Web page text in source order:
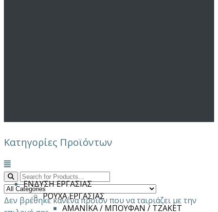
Κατηγορίες Προϊόντων
Μενού
ΕΝΔΥΣΗ ΕΡΓΑΣΙΑΣ
ΡΟΥΧΑ ΕΡΓΑΣΙΑΣ
ΑΜΑΝΙΚΑ / ΜΠΟΥΦΑΝ / ΤΖΑΚΕΤ
Δεν βρέθηκε κανένα προϊόν που να ταιριάζει με την